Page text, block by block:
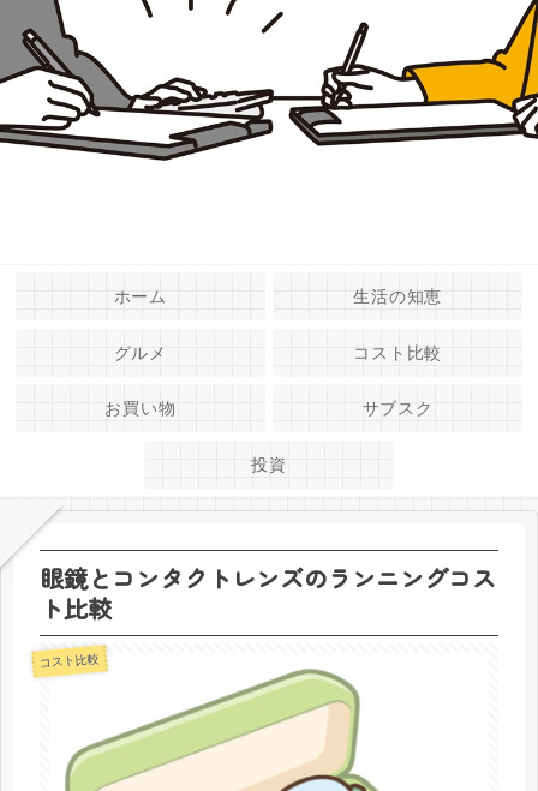
ホーム 生活の知恵
グルメ コスト比較
お買い物 サブスク
投資
眼鏡とコンタクトレンズのランニングコス
ト比較
コスト比較